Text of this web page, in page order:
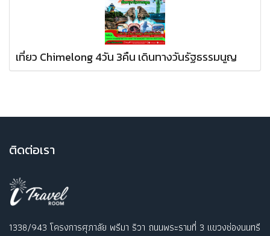
เที่ยว Chimelong 4วัน 3คืน เดินทางวันรัฐธรรมนูญ
ติดต่อเรา
1338/943 โครงการศุภาลัย พรีมา ริวา ถนนพระรามที่ 3 แขวงช่องนนทรี